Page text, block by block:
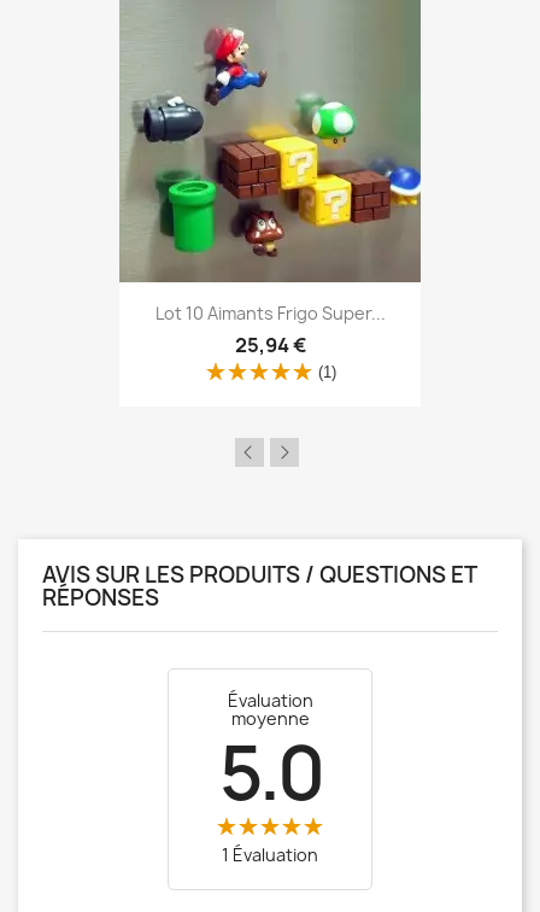
Aperçu rapide
Lot 10 Aimants Frigo Super...
25,94 €
(1)
AVIS SUR LES PRODUITS / QUESTIONS ET
RÉPONSES
Évaluation
moyenne
5.0
1 Évaluation